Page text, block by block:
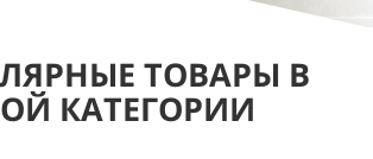
ТОВАРЫ В
КАТЕГОРИИ